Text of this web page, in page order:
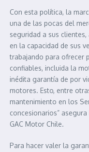
Con esta política, la
una de las pocas del
seguridad a sus
en la capacidad de sus
trabajando para ofrecer
confiables, incluida la
inédita garantía de por
motores. Esto, entre
mantenimiento en los
concesionarios”
GAC Motor Chile.
Para hacer valer la